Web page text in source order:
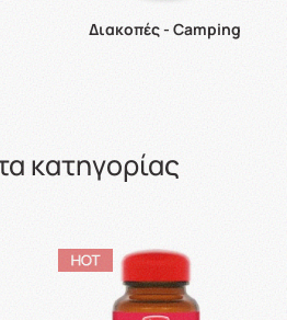
Διακοπές - Camping
κατηγορίας